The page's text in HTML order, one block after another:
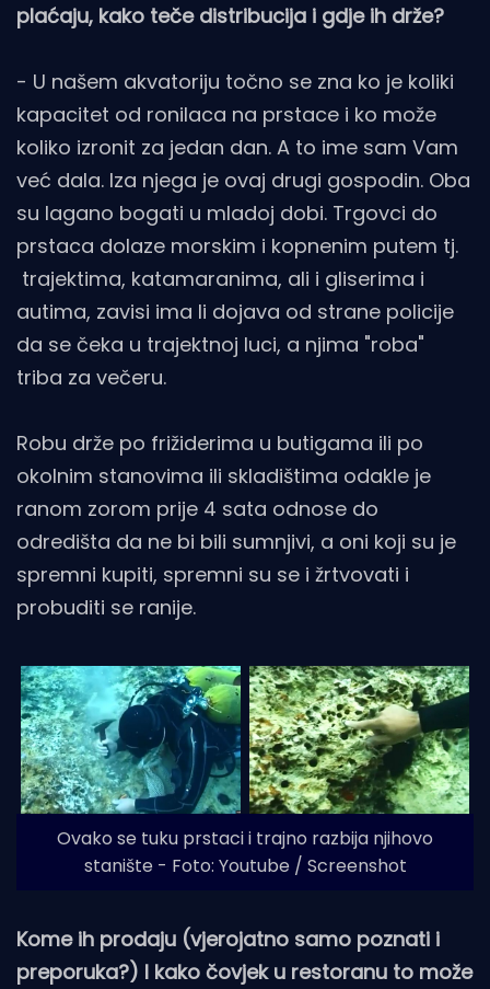
plaćaju, kako teče distribucija i gdje ih drže?
- U našem akvatoriju točno se zna ko je koliki
kapacitet od ronilaca na prstace i ko može
koliko izronit za jedan dan. A to ime sam Vam
već dala. Iza njega je ovaj drugi gospodin. Oba
su lagano bogati u mladoj dobi. Trgovci do
prstaca dolaze morskim i kopnenim putem tj.
trajektima, katamaranima, ali i gliserima i
autima, zavisi ima li dojava od strane policije
da se čeka u trajektnoj luci, a njima "roba"
triba za večeru.
Robu drže po frižiderima u butigama ili po
okolnim stanovima ili skladištima odakle je
ranom zorom prije 4 sata odnose do
odredišta da ne bi bili sumnjivi, a oni koji su je
spremni kupiti, spremni su se i žrtvovati i
probuditi se ranije.
Ovako se tuku prstaci i trajno razbija njihovo
stanište - Foto: Youtube / Screenshot
Kome ih prodaju (vjerojatno samo poznati i
preporuka?) I kako čovjek u restoranu to može